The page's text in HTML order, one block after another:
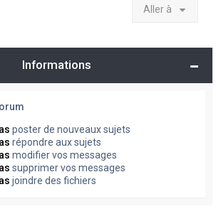
Aller à
Informations
poster de nouveaux sujets
répondre aux sujets
modifier vos messages
supprimer vos messages
joindre des fichiers